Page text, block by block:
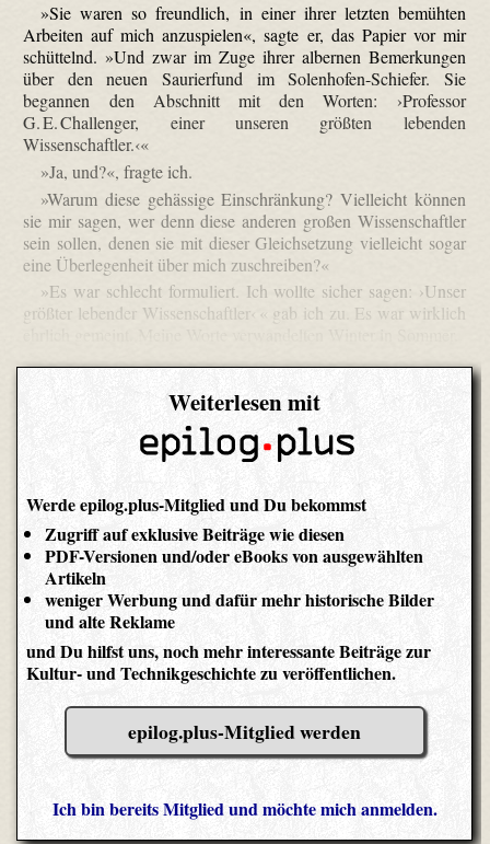
»Sie waren so freundlich, in einer ihrer letzten bemühten
Arbeiten auf mich anzuspielen«, sagte er, das Papier vor mir
schüttelnd. »Und zwar im Zuge ihrer albernen Bemerkungen
über den neuen Saurierfund im Solenhofen-Schiefer. Sie
begannen den Abschnitt mit den Worten: ›Professor
G. E. Challenger, einer unseren größten lebenden
Wissenschaftler.‹«
»Ja, und?«, fragte ich.
»Warum diese gehässige Einschränkung? Vielleicht können
sie mir sagen, wer denn diese anderen großen Wissenschaftler
sein sollen, denen sie mit dieser Gleichsetzung vielleicht sogar
eine Überlegenheit über mich zuschreiben?«
»Es war schlecht formuliert. Ich wollte sicher sagen: ›Unser
größter lebender Wissenschaftler‹ « gab ich zu. Es war wirklich
Weiterlesen mit
Werde epilog.plus-Mitglied und Du bekommst
Zugriff auf exklusive Beiträge wie diesen
PDF-Versionen und/oder eBooks von ausgewählten
Artikeln
weniger Werbung und dafür mehr historische Bilder
und alte Reklame
und Du hilfst uns, noch mehr interessante Beiträge zur
Kultur- und Technikgeschichte zu veröffentlichen.
epilog.plus-Mitglied werden
Ich bin bereits Mitglied und möchte mich anmelden.